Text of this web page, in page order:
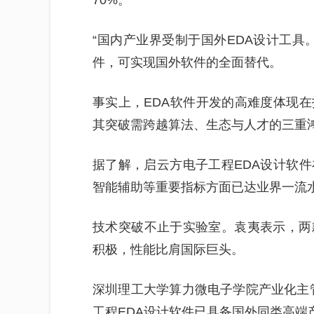
“国内产业界受制于国外EDA设计工具
件，可实现国外软件的全面替代。
事实上，EDA软件开发的高难度体现
其突破需跨越算法、生态与人才的三重
据了解，启云方电子工程EDA设计软
智能辅助等重要指标方面已达业界一流
技术突破不止于实验室。袁夷表示，
积极，性能比肩国际巨头。
深圳理工大学算力微电子学院产业化